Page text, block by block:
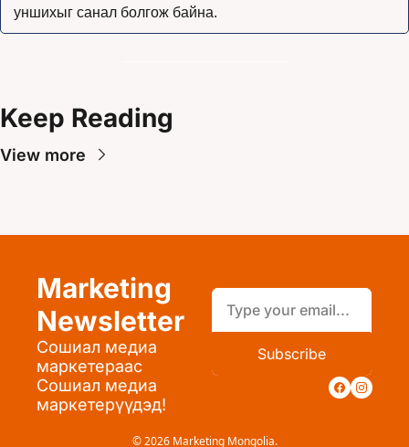
уншихыг санал болгож байна.
Keep Reading
View more
Marketing
Newsletter
Сошиал медиа
маркетераас
Сошиал медиа
маркетерүүдэд!
Subscribe
© 2026 Marketing Mongolia.